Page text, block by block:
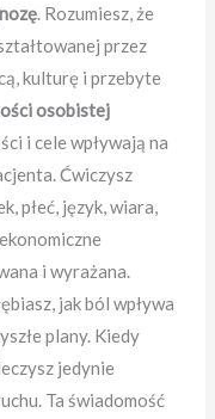
. Rozumiesz, że
przez
kulturę i przebyte
osobistej
i cele wpływają na
Ćwiczysz
płeć, język, wiara,
i wyrażana.
jak ból wpływa
plany. Kiedy
jedynie
Ta świadomość